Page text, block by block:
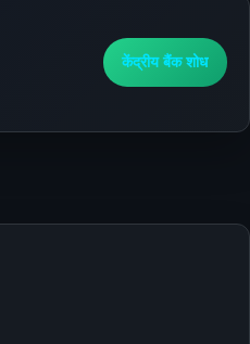
केंद्रीय बैंक शोध